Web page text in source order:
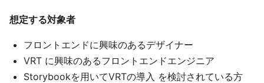
想定する対象者
フロントエンドに興味のあるデザイナー
VRT に興味のあるフロントエンドエンジニア
Storybookを用いてVRTの導入 を検討されている方